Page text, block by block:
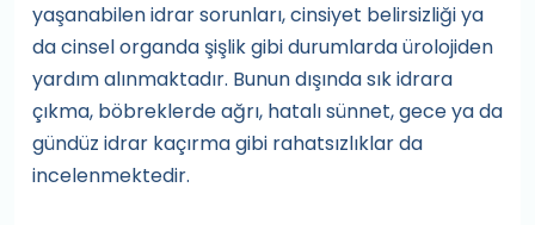
yaşanabilen idrar sorunları, cinsiyet belirsizliği ya
da cinsel organda şişlik gibi durumlarda ürolojiden
yardım alınmaktadır. Bunun dışında sık idrara
çıkma, böbreklerde ağrı, hatalı sünnet, gece ya da
gündüz idrar kaçırma gibi rahatsızlıklar da
incelenmektedir.